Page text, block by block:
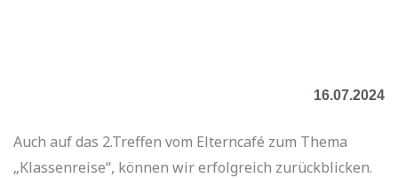
16.07.2024
Auch auf das 2.Treffen vom Elterncafé zum Thema
„Klassenreise“, können wir erfolgreich zurückblicken.